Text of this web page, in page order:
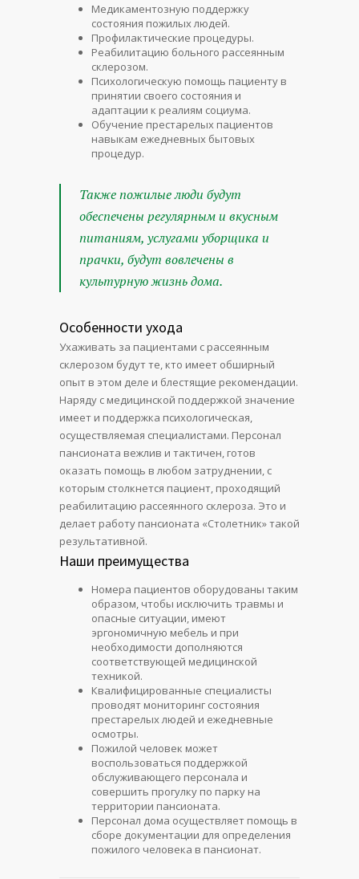
Медикаментозную поддержку
состояния пожилых людей.
Профилактические процедуры.
Реабилитацию больного рассеянным
склерозом.
Психологическую помощь пациенту в
принятии своего состояния и
адаптации к реалиям социума.
Обучение престарелых пациентов
навыкам ежедневных бытовых
процедур.
Также пожилые люди будут
обеспечены регулярным и вкусным
питаниям, услугами уборщика и
прачки, будут вовлечены в
культурную жизнь дома.
Особенности ухода
Ухаживать за пациентами с рассеянным
склерозом будут те, кто имеет обширный
опыт в этом деле и блестящие рекомендации.
Наряду с медицинской поддержкой значение
имеет и поддержка психологическая,
осуществляемая специалистами. Персонал
пансионата вежлив и тактичен, готов
оказать помощь в любом затруднении, с
которым столкнется пациент, проходящий
реабилитацию рассеянного склероза. Это и
делает работу пансионата «Столетник» такой
результативной.
Наши преимущества
Номера пациентов оборудованы таким
образом, чтобы исключить травмы и
опасные ситуации, имеют
эргономичную мебель и при
необходимости дополняются
соответствующей медицинской
техникой.
Квалифицированные специалисты
проводят мониторинг состояния
престарелых людей и ежедневные
осмотры.
Пожилой человек может
воспользоваться поддержкой
обслуживающего персонала и
совершить прогулку по парку на
территории пансионата.
Персонал дома осуществляет помощь в
сборе документации для определения
пожилого человека в пансионат.